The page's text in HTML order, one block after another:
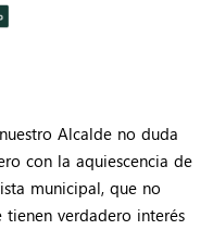
Alcalde no duda
con la aquiescencia de
municipal, que no
verdadero interés